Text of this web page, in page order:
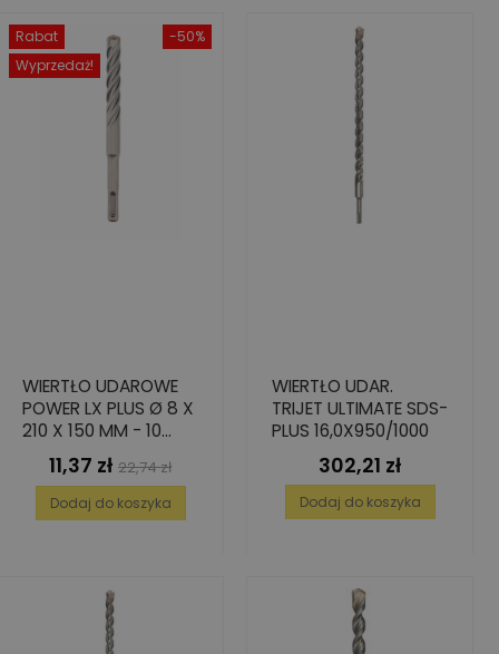
-50%
Rabat
Wyprzedaż!
WIERTŁO UDAROWE
POWER LX PLUS Ø 8 X
210 X 150 MM - 10
SZT.Cena
11,37 zł Cena
podstawowa
22,74 zł
Dodaj do koszyka
WIERTŁO UDAR.
TRIJET ULTIMATE SDS-
PLUS 16,0X950/1000
Cena
302,21 zł
Dodaj do koszyka